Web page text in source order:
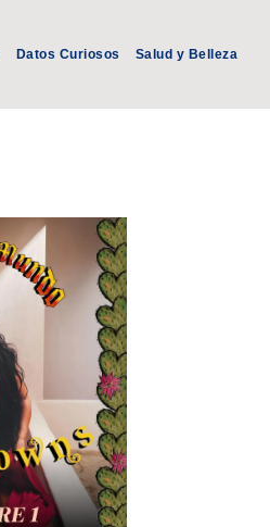
Datos Curiosos Salud y Belleza